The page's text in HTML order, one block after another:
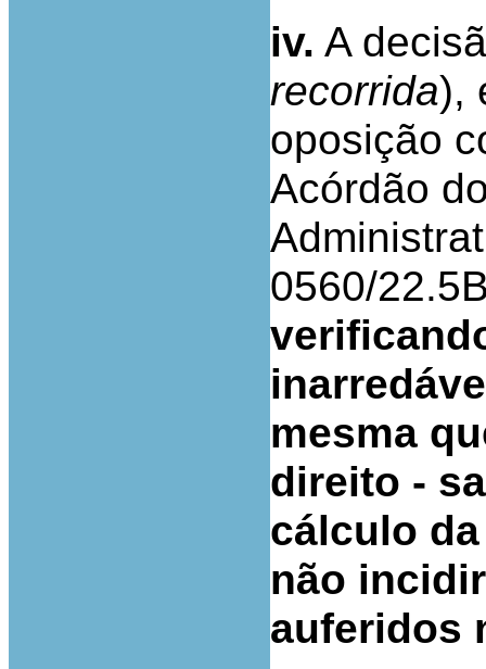
iv. A
recorrida),
oposição
Acórdão
0560/
mesma
direito -
cálculo
não
auferidos